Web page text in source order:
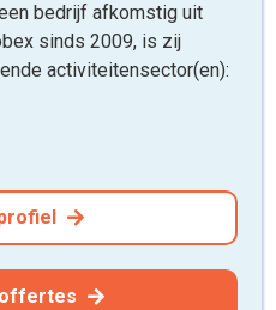
bedrijf afkomstig uit
sinds 2009, is zij
activiteitensector(en):